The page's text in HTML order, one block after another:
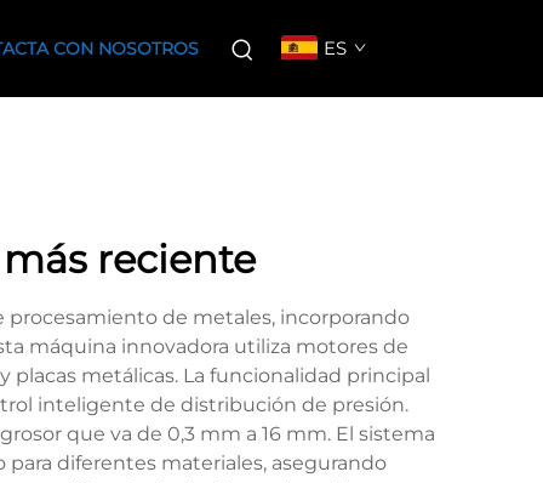
CON NOSOTROS ES
reciente
procesamiento de metales, incorporando
máquina innovadora utiliza motores de
placas metálicas. La funcionalidad principal
inteligente de distribución de presión.
que va de 0,3 mm a 16 mm. El sistema
diferentes materiales, asegurando